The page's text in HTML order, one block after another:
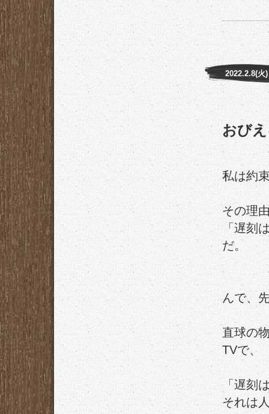
2022.2.8(火)
おび
私は約
その理
「遅刻
だ。
んで、
直球の
TVで、
「遅刻
それは